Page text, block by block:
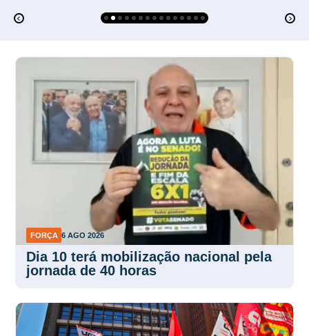
FORÇA 6 AGO 2026
Dia 10 terá mobilização nacional pela
jornada de 40 horas